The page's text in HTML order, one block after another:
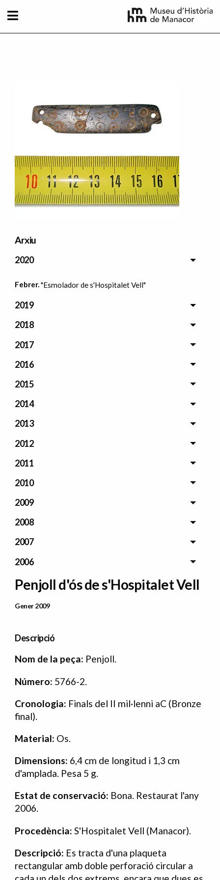
Arxiu
2020
Febrer."Esmolador de s'Hospitalet Vell"
2019
2018
2017
2016
2015
2014
2013
2012
2011
2010
2009
2008
2007
2006
Penjoll d'ós de s'Hospitalet Vell
Data Publicació
Gener 2009
Descripció
Nom de la peça: Penjoll.
Número: 5766-2.
Cronologia: Finals del II mil·lenni aC (Bronze
final).
Material: Os.
Dimensions: 6,4 cm de longitud i 1,3 cm
d'amplada. Pesa 5 g.
Estat de conservació: Bona. Restaurat l'any
2006.
Procedència: S'Hospitalet Vell (Manacor).
Descripció: Es tracta d'una plaqueta
rectangular amb doble perforació circular a